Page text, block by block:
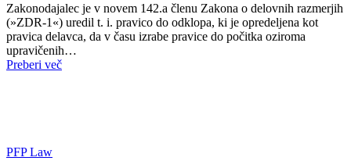
Zakonodajalec je v novem 142.a členu Zakona o delovnih razmerjih
(»ZDR-1«) uredil t. i. pravico do odklopa, ki je opredeljena kot
pravica delavca, da v času izrabe pravice do počitka oziroma
upravičenih…
Preberi več
PFP Law